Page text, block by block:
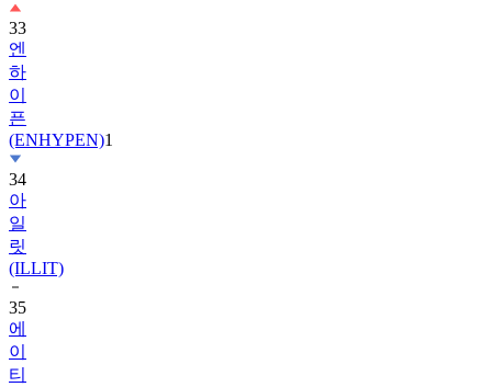
33
엔
하
이
픈
(ENHYPEN)1
34
아
일
릿
(ILLIT)
35
에
이
티